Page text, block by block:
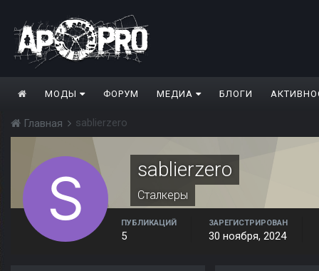
МОДЫ ФОРУМ МЕДИА БЛОГИ
Главная sablierzero
sablierzero
Сталкеры
ПУБЛИКАЦИЙ
5
ЗАРЕГИСТРИРОВАН
30 ноября, 2024